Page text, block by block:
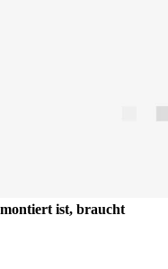
ist, braucht